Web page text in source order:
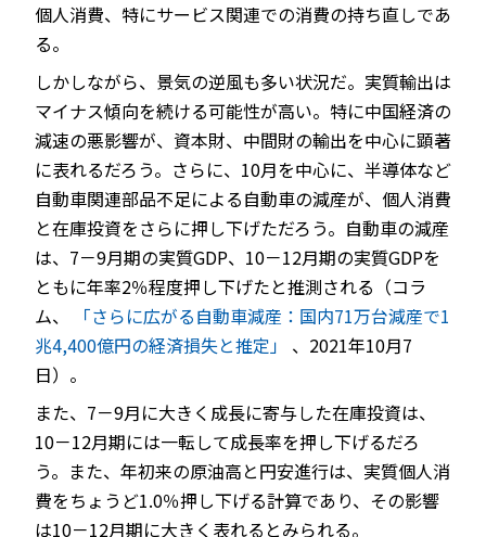
個人消費、特にサービス関連での消費の持ち直しであ
る。
しかしながら、景気の逆風も多い状況だ。実質輸出は
マイナス傾向を続ける可能性が高い。特に中国経済の
減速の悪影響が、資本財、中間財の輸出を中心に顕著
に表れるだろう。さらに、10月を中心に、半導体など
自動車関連部品不足による自動車の減産が、個人消費
と在庫投資をさらに押し下げただろう。自動車の減産
は、7－9月期の実質GDP、10－12月期の実質GDPを
ともに年率2％程度押し下げたと推測される（コラ
ム、
「さらに広がる自動車減産：国内71万台減産で1
兆4,400億円の経済損失と推定」 、2021年10月7
日）。
また、7－9月に大きく成長に寄与した在庫投資は、
10－12月期には一転して成長率を押し下げるだろ
う。また、年初来の原油高と円安進行は、実質個人消
費をちょうど1.0％押し下げる計算であり、その影響
は10－12月期に大きく表れるとみられる。